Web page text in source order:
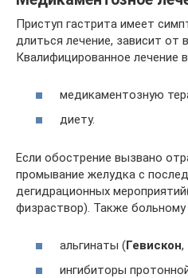
Приступ гастрита имеет
длиться лечение, зависит от
Квалифицированное лечение
медикаментозную
диету.
Если обострение вызвано
промывание желудка с
дегидрационных
физраствор). Также
альгинаты (Гевискон,
ингибиторы